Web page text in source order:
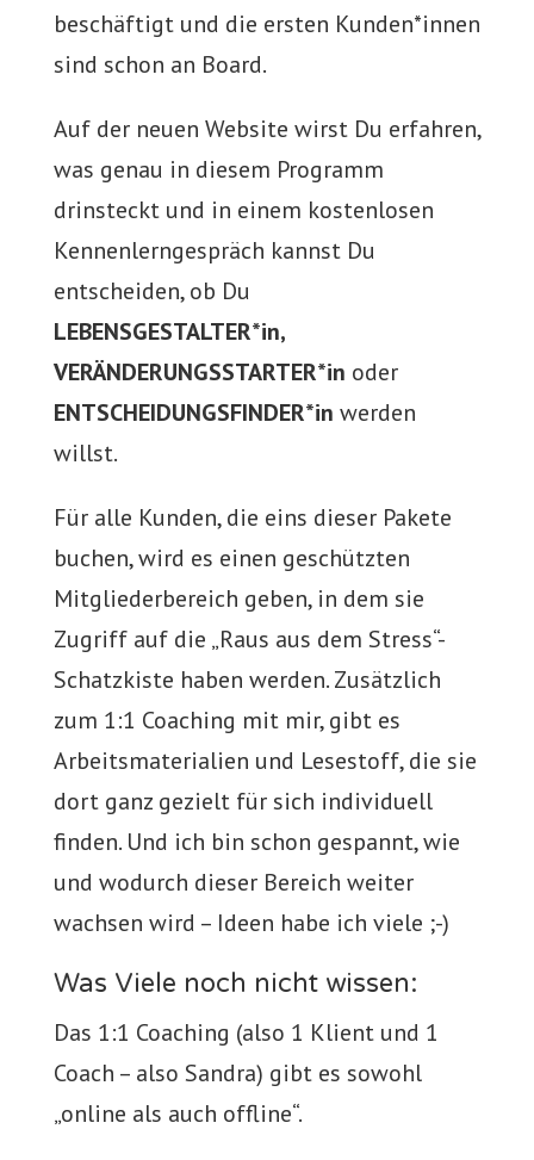
beschäftigt und die ersten Kunden*innen
sind schon an Board.
Auf der neuen Website wirst Du erfahren,
was genau in diesem Programm
drinsteckt und in einem kostenlosen
Kennenlerngespräch kannst Du
entscheiden, ob Du
LEBENSGESTALTER*in,
VERÄNDERUNGSSTARTER*in oder
ENTSCHEIDUNGSFINDER*in werden
willst.
Für alle Kunden, die eins dieser Pakete
buchen, wird es einen geschützten
Mitgliederbereich geben, in dem sie
Zugriff auf die „Raus aus dem Stress“-
Schatzkiste haben werden. Zusätzlich
zum 1:1 Coaching mit mir, gibt es
Arbeitsmaterialien und Lesestoff, die sie
dort ganz gezielt für sich individuell
finden. Und ich bin schon gespannt, wie
und wodurch dieser Bereich weiter
wachsen wird – Ideen habe ich viele ;-)
Was Viele noch nicht wissen:
Das 1:1 Coaching (also 1 Klient und 1
Coach – also Sandra) gibt es sowohl
„online als auch offline“.